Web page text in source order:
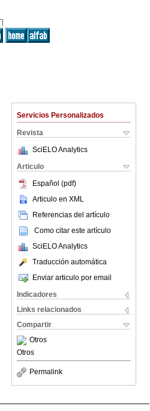
Servicios Personalizados
Revista
SciELO Analytics
Articulo
Español (pdf)
Articulo en XML
Referencias del artículo
Como citar este artículo
SciELO Analytics
Traducción automática
Enviar articulo por email
Indicadores
Links relacionados
Compartir
Otros
Otros
Permalink